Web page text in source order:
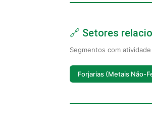
🔗 Setores
Segmentos com
Forjarias (Metais Não-